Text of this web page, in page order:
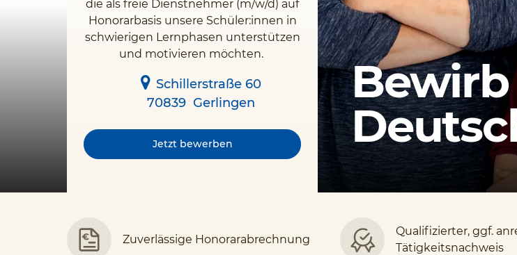
die als freie Dienstnehmer (m/w/d) auf
Honorarbasis unsere Schüler:innen in
schwierigen Lernphasen unterstützen
und motivieren möchten.
Schillerstraße 60
70839 Gerlingen
Jetzt bewerben
Zuverlässige Honorarabrechnung
Qualifizierter, ggf.
Tätigkeitsnachweis